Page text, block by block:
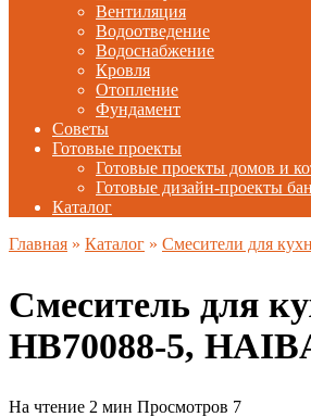
Вентиляция
Водоотведение
Водоснабжение
Кровля
Отопление
Фундамент
Советы
Готовые проекты
Готовые проекты домов и
Готовые дизайн-проекты
Каталог
Главная » Каталог » Смесители для
Смеситель для
HB70088-5,
На чтение 2 мин Просмотров 7